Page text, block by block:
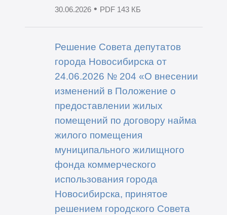
30.06.2026• PDF 143 КБ
Решение Совета депутатов
города Новосибирска от
24.06.2026 № 204 «О внесении
изменений в Положение о
предоставлении жилых
помещений по договору найма
жилого помещения
муниципального жилищного
фонда коммерческого
использования города
Новосибирска, принятое
решением городского Совета